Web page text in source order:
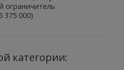
ограничитель
375 000)
категории: